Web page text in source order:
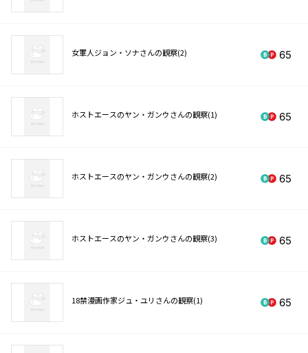
女軍人ジョン・ソナさんの観察(2) 65
ホストエースのヤン・ガンウさんの観察(1) 65
ホストエースのヤン・ガンウさんの観察(2) 65
ホストエースのヤン・ガンウさんの観察(3) 65
18禁漫画作家ジュ・ユリさんの観察(1) 65